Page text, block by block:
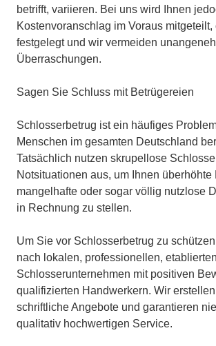
betrifft, variieren. Bei uns wird Ihnen
Kostenvoranschlag im Voraus
festgelegt und wir vermeiden
Überraschungen.
Sagen Sie Schluss mit Betrügereien
Schlosserbetrug ist ein häufiges
Menschen im gesamten Deutschland
Tatsächlich nutzen skrupellose
Notsituationen aus, um Ihnen überhöhte
mangelhafte oder sogar völlig nutzlose
in Rechnung zu stellen.
Um Sie vor Schlosserbetrug zu
nach lokalen, professionellen, etablierten
Schlosserunternehmen mit positiven
qualifizierten Handwerkern. Wir
schriftliche Angebote und garantieren
qualitativ hochwertigen Service.